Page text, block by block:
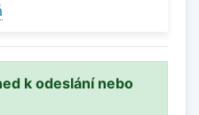
k odeslání nebo